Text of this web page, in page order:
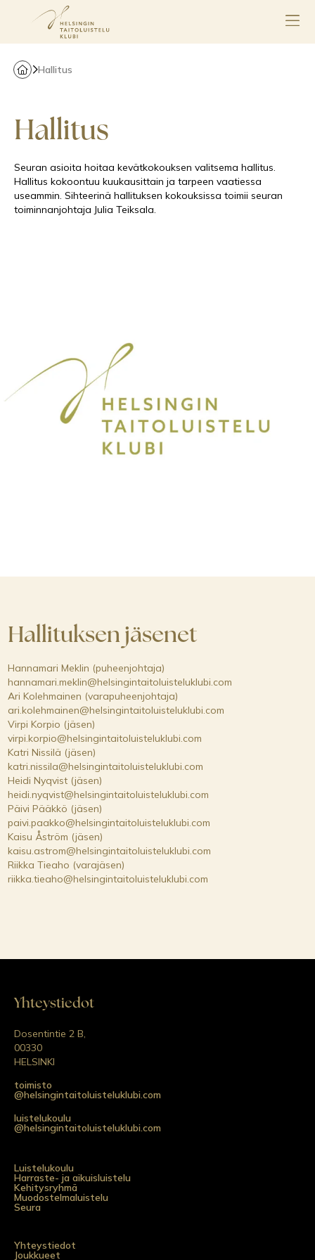
Hallitus
Hallitus
Seuran asioita hoitaa kevätkokouksen valitsema hallitus.
Hallitus kokoontuu kuukausittain ja tarpeen vaatiessa
useammin. Sihteerinä hallituksen kokouksissa toimii seuran
toiminnanjohtaja Julia Teiksala.
Hallituksen jäsenet
Hannamari Meklin (puheenjohtaja)
hannamari.meklin@helsingintaitoluisteluklubi.com
Ari Kolehmainen (varapuheenjohtaja)
ari.kolehmainen@helsingintaitoluisteluklubi.com
Virpi Korpio (jäsen)
virpi.korpio@helsingintaitoluisteluklubi.com
Katri Nissilä (jäsen)
katri.nissila@helsingintaitoluisteluklubi.com
Heidi Nyqvist (jäsen)
heidi.nyqvist@helsingintaitoluisteluklubi.com
Päivi Pääkkö (jäsen)
paivi.paakko@helsingintaitoluisteluklubi.com
Kaisu Åström (jäsen)
kaisu.astrom@helsingintaitoluisteluklubi.com
Riikka Tieaho (varajäsen)
riikka.tieaho@helsingintaitoluisteluklubi.com
Yhteystiedot
Dosentintie 2 B,
00330
HELSINKI
toimisto
@helsingintaitoluisteluklubi.com
luistelukoulu
@helsingintaitoluisteluklubi.com
Luistelukoulu
Harraste- ja aikuisluistelu
Kehitysryhmä
Muodostelmaluistelu
Seura
Yhteystiedot
Joukkueet